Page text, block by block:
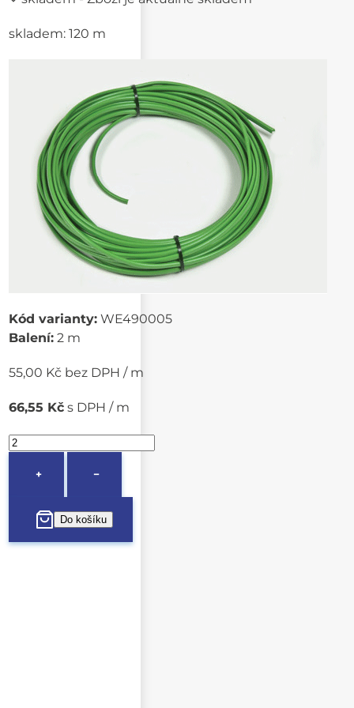
skladem: 120 m
Kód varianty: WE490005
Balení: 2 m
55,00 Kč bez DPH / m
66,55 Kč s DPH / m
+ −